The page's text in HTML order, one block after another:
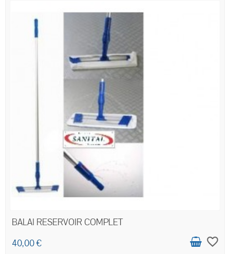
BALAI RESERVOIR COMPLET
40,00 €
favorite_border